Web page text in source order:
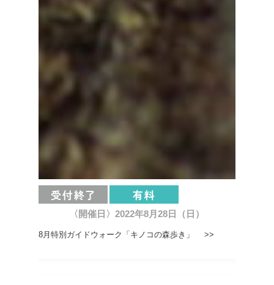
〈開催日〉2022年8月28日（日）
8月特別ガイドウォーク「キノコの森歩き」 >>